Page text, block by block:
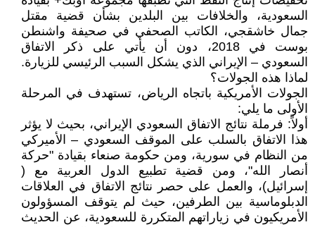
السعودية، والخلافات بين البلدين بشأن قضية مقتل
جمال خاشقجي، الكاتب الصحفي في صحيفة واشنطن
بوست في 2018، دون أن يأتي على ذكر الاتفاق
السعودي – الإيراني الذي يشكل السبب الرئيسي للزيارة.
لماذا هذه الجولات؟
الجولات الأمريكية باتجاه الرياض، تستهدف في المرحلة
الأولى ما يلي:
أولاً: فرملة نتائج الاتفاق السعودي الإيراني، بحيث لا يؤثر
هذا الاتفاق بالسلب على الموقف السعودي – الأميركي
من النظام في سورية، ومن حكومة صنعاء بقيادة "حركة
أنصار الله"، ومن قضية تطبيع الدول العربية مع (
إسرائيل)، والعمل على حصر نتائج الاتفاق في العلاقات
الدبلوماسية بين الطرفين، حيث لم يتوقف المسؤولون
الأمريكيون في زياراتهم المتكررة للسعودية، عن الحديث